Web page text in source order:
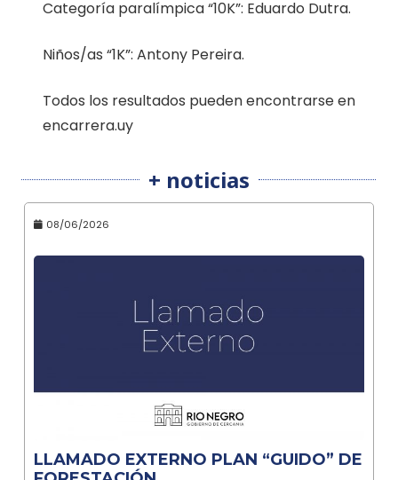
Categoría paralímpica “10K”: Eduardo Dutra.
Niños/as “1K”: Antony Pereira.
Todos los resultados pueden encontrarse en
encarrera.uy
+ noticias
08/06/2026
LLAMADO EXTERNO PLAN “GUIDO” DE